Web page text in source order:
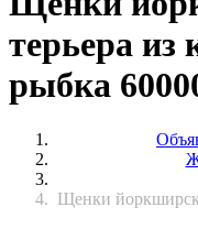
терьера из
рыбка
Щенки